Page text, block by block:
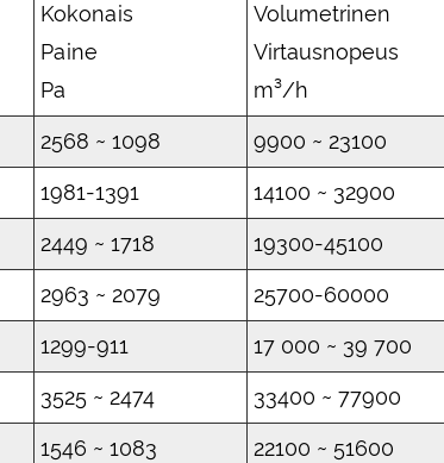
Kokonais
Paine
Pa
Volumetrinen
Virtausnopeus
m³/h
2568 ~ 1098 9900 ~ 23100
1981-1391 14100 ~ 32900
2449 ~ 1718 19300-45100
2963 ~ 2079 25700-60000
1299-911 17 000 ~ 39 700
3525 ~ 2474 33400 ~ 77900
1546 ~ 1083 22100 ~ 51600